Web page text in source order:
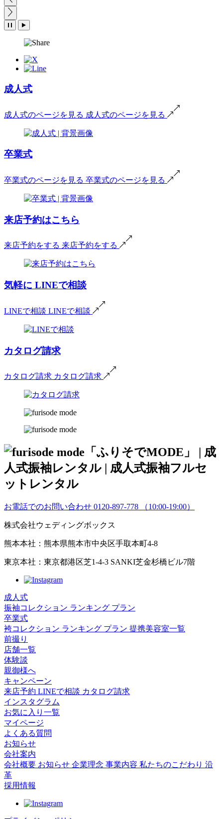
成人式
成人式のページを見る 成人式のページを見る
卒業式
卒業式のページを見る 卒業式のページを見る
来店予約はこちら
来店予約をする 来店予約をする
気軽に LINEで相談
LINEで相談 LINEで相談
カタログ請求
カタログ請求 カタログ請求
お電話でのお問い合わせ 0120-897-778 （10:00-19:00）
株式会社ウェディングボックス
熊本本社：熊本県熊本市中央区手取本町4-8
東京本社：東京都港区芝1-4-3 SANKI芝金杉橋ビル7階
成人式
振袖コレクション ランキング プラン
卒業式
袴コレクション ランキング プラン 提携美容室一覧
前撮り
店舗一覧
体験談
親御様へ
キャンペーン
来店予約 LINEで相談 カタログ請求
インスタグラム
お気に入り一覧
マイページ
よくある質問
お知らせ
会社案内
会社概要 お知らせ 企業理念 事業内容 私たちのこだわり 沿
革
採用情報